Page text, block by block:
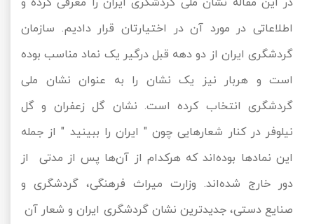
اطلاعاتی در مورد آن در اختیارتان قرار دادیم. سازمان
گردشگری ایران از دو دهه قبل درگیر یک نماد مناسب بوده
است و هربار نیز یک نشان را به عنوان نشان ملی
گردشگری انتخاب کرده است. نشان گل زعفران و گل
نیلوفر در کنار شعارهایی چون " ایران را ببینید " از جمله
این نمادها بوده‌اند که هرکدام از آن‌ها پس از مدتی از
دور خارج شده‌اند. وزارت میراث فرهنگی، گردشگری و
صنایع دستی، جدیدترین نشان گردشگری ایران و شعار آن